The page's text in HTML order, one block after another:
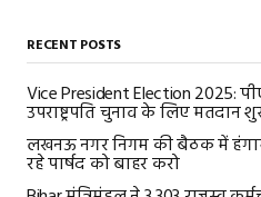
RECENT POSTS
Vice President Election 2025:
उपराष्ट्रपति चुनाव के लिए मतदान
लखनऊ नगर निगम की बैठक में
रहे पार्षद को बाहर करो